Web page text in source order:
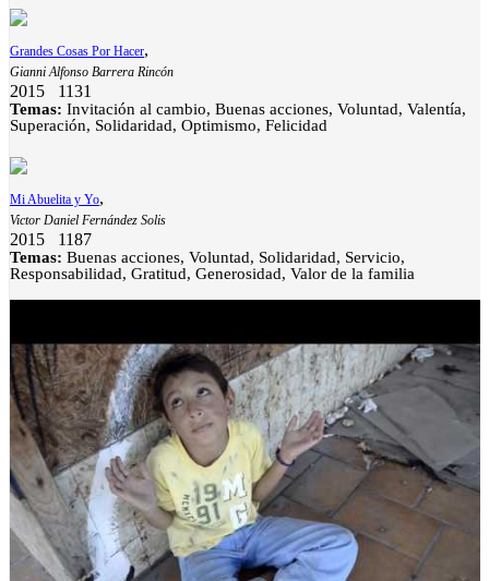
Grandes Cosas Por Hacer,
Gianni Alfonso Barrera Rincón
2015 1131
Temas: Invitación al cambio, Buenas acciones, Voluntad, Valentía,
Superación, Solidaridad, Optimismo, Felicidad
Mi Abuelita y Yo,
Victor Daniel Fernández Solis
2015 1187
Temas: Buenas acciones, Voluntad, Solidaridad, Servicio,
Responsabilidad, Gratitud, Generosidad, Valor de la familia